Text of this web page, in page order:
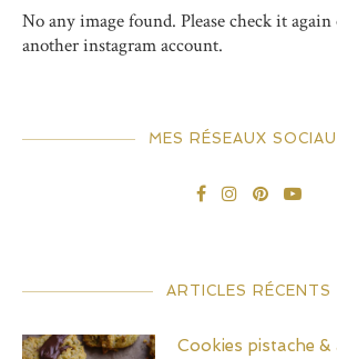
No any image found. Please check it
another instagram account.
MES RÉSEAUX
ARTICLES RÉCENTS
Cookies pistache &